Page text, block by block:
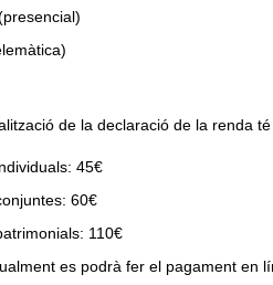
de la declaració de la renda
45€
60€
110€
es podrà fer el pagament en